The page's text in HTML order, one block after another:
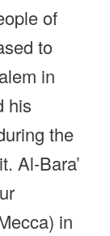
of
to
in
his
the
Al-Bara’
in